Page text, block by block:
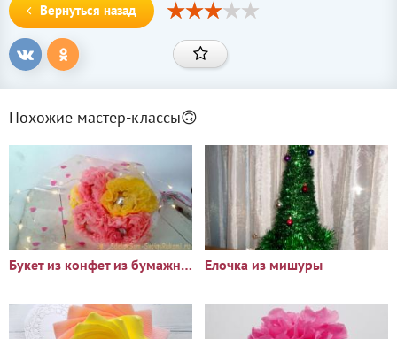
Вернуться назад
Похожие мастер-классы🙃
Букет из конфет из бумажных салфеток Елочка из мишуры